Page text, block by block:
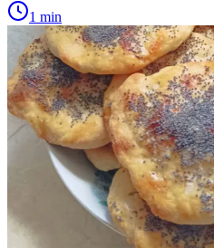
1 min